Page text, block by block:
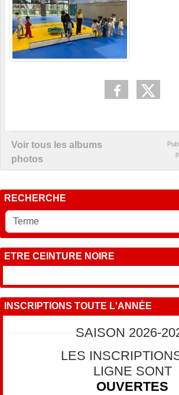
Voir tous les albums
photos
RECHERCHE
ETRE CEINTURE NOIRE
INSCRIPTIONS TOUTE L'ANNÉE
SAISON 2026-
LES
LIGNE SONT
OUVERTES